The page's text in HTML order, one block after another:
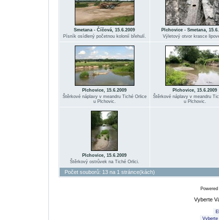
Smetana - Číčová, 15.6.2009
Písník osídlený početnou kolonií břehulí.
Plchovice - Smetana,
Výletový otvor krasce
Plchovice, 15.6.2009
Štěrkové náplavy v meandru Tiché Orlice
u Plchovic.
Plchovice, 15.6.2009
Štěrkové náplavy v meandru
u Plchovic.
Plchovice, 15.6.2009
Štěrkový ostrůvek na Tiché Orlici.
Počet souborů: 13 na 1 stránce(kách)
Vyberte